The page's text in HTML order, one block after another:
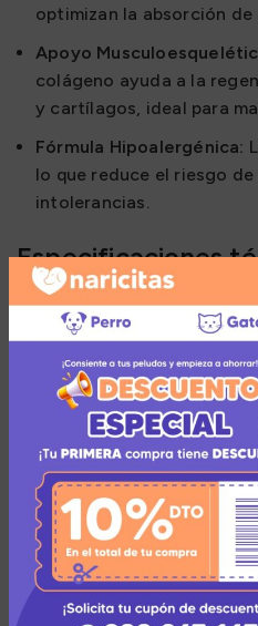
optimizan la absorción de
Apoyo
colágeno ayuda a la
y cartílagos, ideal para
Fórmula Hipoalergénica:
lo que reduce el riesgo
intolerancias.
Especificaciones
Este snack de 150 gramos
semiblanda muy atractiva
edades. Su base de
carbohidratos de bajo
incluye extracto de melón
antioxidantes naturales y
aportar ácidos grasos
piel y el sistema nervioso.
Uso y
Ideal para ser utilizado